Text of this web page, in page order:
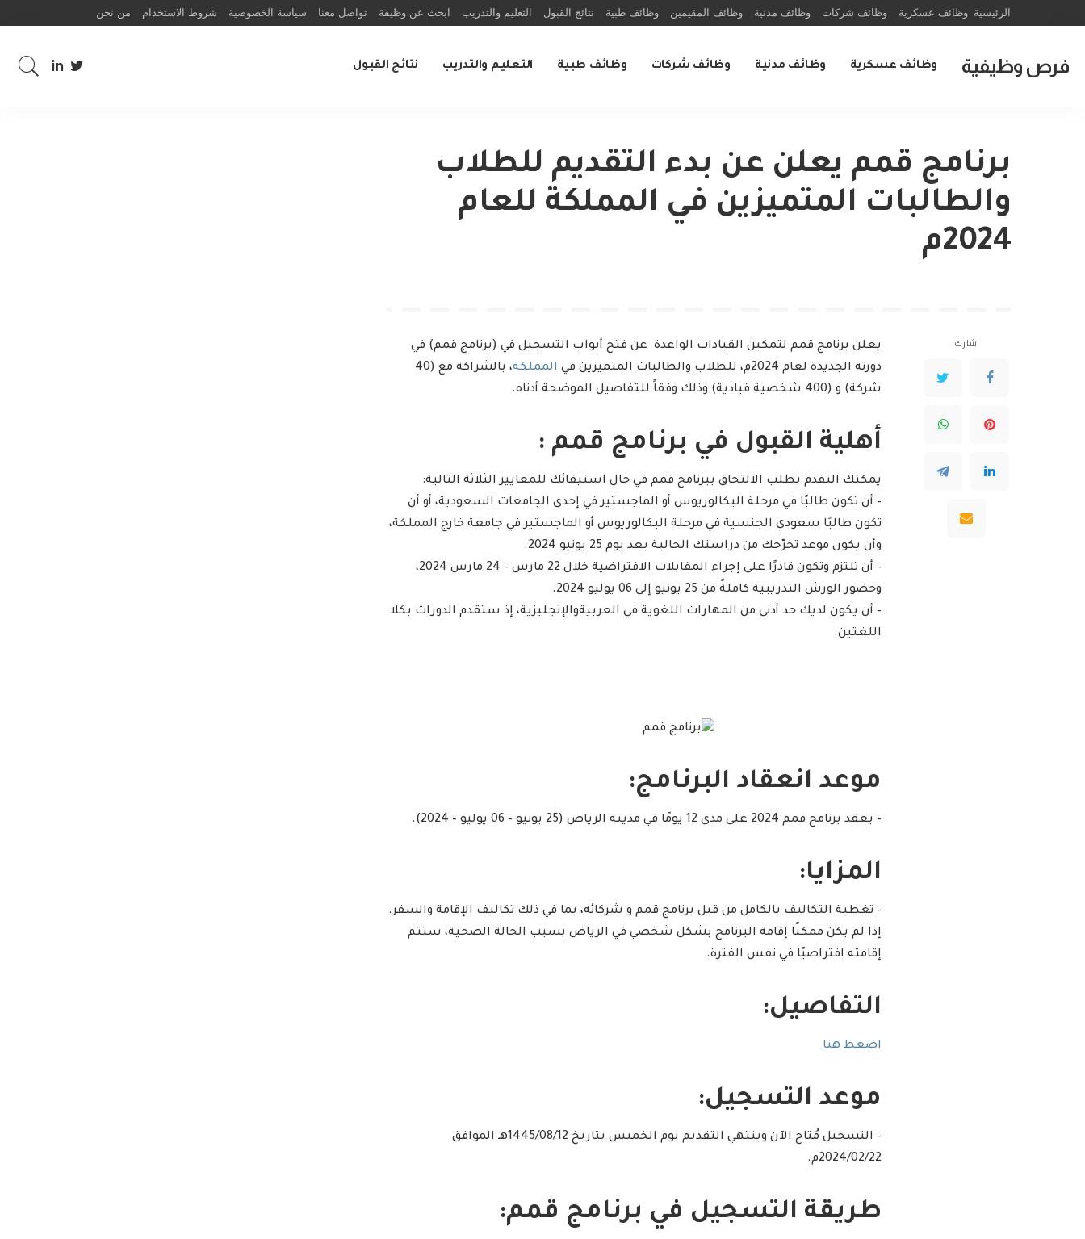
الرئيسية وظائف عسكرية وظائف شركات وظائف مدنية وظائف المقيمين وظائف طبية نتائج القبول التعليم والتدريب ابحث عن وظيفة تواصل معنا سياسة الخصوصية شروط الاستخدام من نحن
فرص وظيفية وظائف عسكرية وظائف مدنية وظائف شركات وظائف طبية التعليم والتدريب نتائج القبول
برنامج قمم يعلن عن بدء التقديم للطلاب
والطالبات المتميزين في المملكة للعام
2024م
شارك
يعلن برنامج قمم لتمكين القيادات الواعدة عن فتح أبواب التسجيل في (برنامج قمم) في
دورته الجديدة لعام 2024م، للطلاب والطالبات المتميزين في
المملكة
، بالشراكة مع (40
شركة) و (400 شخصية قيادية) وذلك وفقاً للتفاصيل الموضحة أدناه.
أهلية القبول في برنامج قمم :
يمكنك التقدم بطلب الالتحاق ببرنامج قمم في حال استيفائك للمعايير الثلاثة التالية:
– أن تكون طالبًا في مرحلة البكالوريوس أو الماجستير في إحدى الجامعات السعودية، أو أن
تكون طالبًا سعودي الجنسية في مرحلة البكالوريوس أو الماجستير في جامعة خارج المملكة،
وأن يكون موعد تخرّجك من دراستك الحالية بعد يوم 25 يونيو 2024.
– أن تلتزم وتكون قادرًا على إجراء المقابلات الافتراضية خلال 22 مارس – 24 مارس 2024،
وحضور الورش التدريبية كاملةً من 25 يونيو إلى 06 يوليو 2024.
– أن يكون لديك حد أدنى من المهارات اللغوية في العربيةوالإنجليزية، إذ ستقدم الدورات بكلا
اللغتين.
موعد انعقاد البرنامج:
– يعقد برنامج قمم 2024 على مدى 12 يومًا في مدينة الرياض (25 يونيو – 06 يوليو – 2024).
المزايا:
– تغطية التكاليف بالكامل من قبل برنامج قمم و شركائه، بما في ذلك تكاليف الإقامة والسفر.
إذا لم يكن ممكنًا إقامة البرنامج بشكل شخصي في الرياض بسبب الحالة الصحية، ستتم
إقامته افتراضيًا في نفس الفترة.
التفاصيل:
اضغط هنا
موعد التسجيل:
– التسجيل مُتاح الآن وينتهي التقديم يوم الخميس بتاريخ 1445/08/12هـ الموافق
2024/02/22م.
طريقة التسجيل في برنامج قمم: